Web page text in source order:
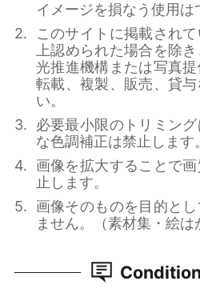
イメージを損なう使用は
このサイトに掲載され
上認められた場合を除
光推進機構または写真
転載、複製、販売、貸
い。
必要最小限のトリミン
な色調補正は禁止します。
画像を拡大することで
止します。
画像そのものを目的と
ません。（素材集・絵は